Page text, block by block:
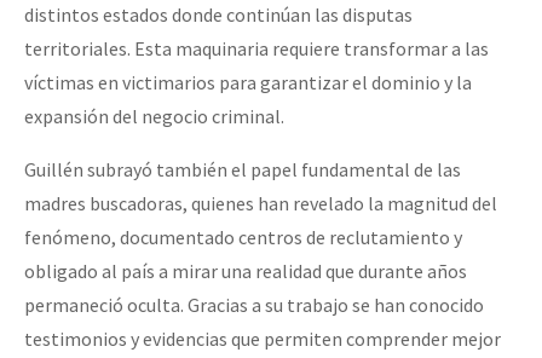
distintos estados donde continúan las disputas
territoriales. Esta maquinaria requiere transformar a las
víctimas en victimarios para garantizar el dominio y la
expansión del negocio criminal.
Guillén subrayó también el papel fundamental de las
madres buscadoras, quienes han revelado la magnitud del
fenómeno, documentado centros de reclutamiento y
obligado al país a mirar una realidad que durante años
permaneció oculta. Gracias a su trabajo se han conocido
testimonios y evidencias que permiten comprender mejor